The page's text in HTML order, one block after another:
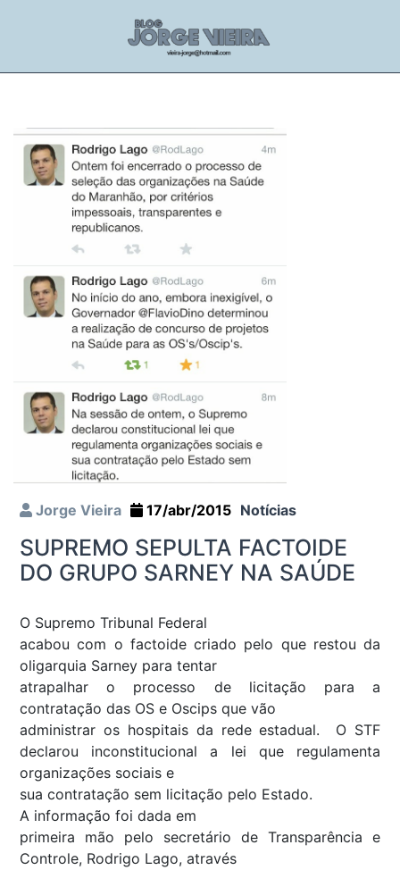
Jorge Vieira 17/abr/2015 Notícias
SUPREMO SEPULTA FACTOIDE
DO GRUPO SARNEY NA SAÚDE
O Supremo Tribunal Federal
acabou com o factoide criado pelo que restou da
oligarquia Sarney para tentar
atrapalhar o processo de licitação para a
contratação das OS e Oscips que vão
administrar os hospitais da rede estadual. O STF
declarou inconstitucional a lei que regulamenta
organizações sociais e
sua contratação sem licitação pelo Estado.
A informação foi dada em
primeira mão pelo secretário de Transparência e
Controle, Rodrigo Lago, através